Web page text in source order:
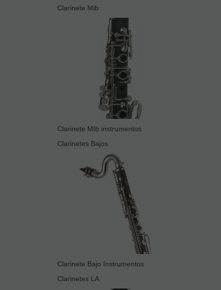
Clarinete Mib
Clarinete MIb instrumentos
Clarinetes Bajos
Clarinete Bajo Instrumentos
Clarinetes LA